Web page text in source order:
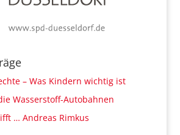
– Was Kindern wichtig ist
Wasserstoff-Autobahnen
… Andreas Rimkus